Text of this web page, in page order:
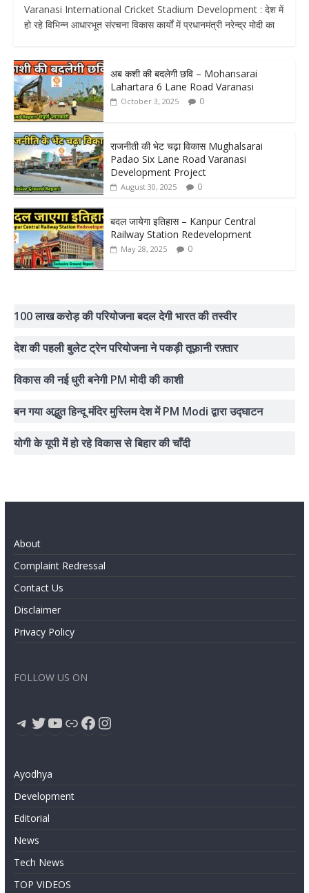
Varanasi International Cricket Stadium Development : देश में
हो रहे विभिन्न आधारभूत संरचना विकास कार्यों में प्रधानमंत्री नरेन्द्र मोदी का
अब कशी की बदलेगी छवि – Mohansarai
Lahartara 6 Lane Road Varanasi
October 3, 2025 0
राजनीती की भेट चढ़ा विकास Mughalsarai
Padao Six Lane Road Varanasi
Development Project
August 30, 2025 0
बदल जायेगा इतिहास – Kanpur Central
Railway Station Redevelopment
May 28, 2025 0
100 लाख करोड़ की परियोजना बदल देगी भारत की तस्वीर
देश की पहली बुलेट ट्रेन परियोजना ने पकड़ी तूफ़ानी रफ़्तार
विकास की नई धुरी बनेगी PM मोदी की काशी
बन गया अद्भुत हिन्दू मंदिर मुस्लिम देश में PM Modi द्वारा उद्घाटन
योगी के यूपी में हो रहे विकास से बिहार की चाँदी
About
Complaint Redressal
Contact Us
Disclaimer
Privacy Policy
FOLLOW US ON
Telegram
Twitter
YouTube
LinkFacebook
Instagram
Ayodhya
Development
Editorial
News
Tech News
TOP VIDEOS